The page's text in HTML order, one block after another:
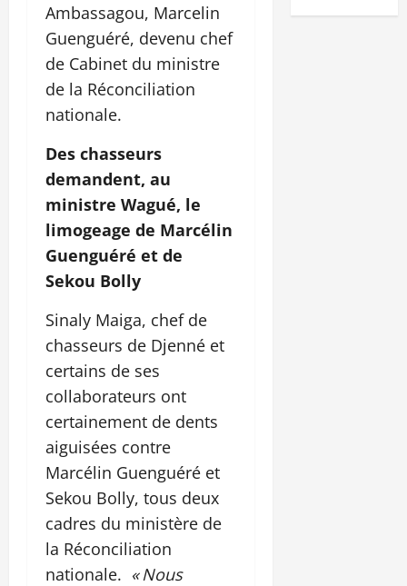
Ambassagou, Marcelin
Guenguéré, devenu chef
de Cabinet du ministre
de la Réconciliation
nationale.
Des chasseurs
demandent, au
ministre Wagué, le
limogeage de Marcélin
Guenguéré et de
Sekou Bolly
Sinaly Maiga, chef de
chasseurs de Djenné et
certains de ses
collaborateurs ont
certainement de dents
aiguisées contre
Marcélin Guenguéré et
Sekou Bolly, tous deux
cadres du ministère de
la Réconciliation
nationale. « Nous